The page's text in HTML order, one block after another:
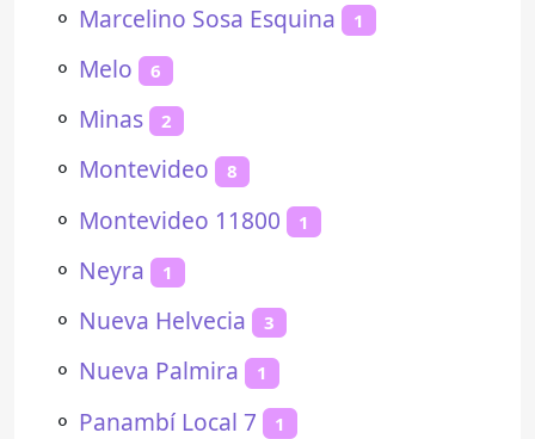
⚬ Marcelino Sosa Esquina 1
⚬ Melo 6
⚬ Minas 2
⚬ Montevideo 8
⚬ Montevideo 11800 1
⚬ Neyra 1
⚬ Nueva Helvecia 3
⚬ Nueva Palmira 1
⚬ Panambí Local 7 1